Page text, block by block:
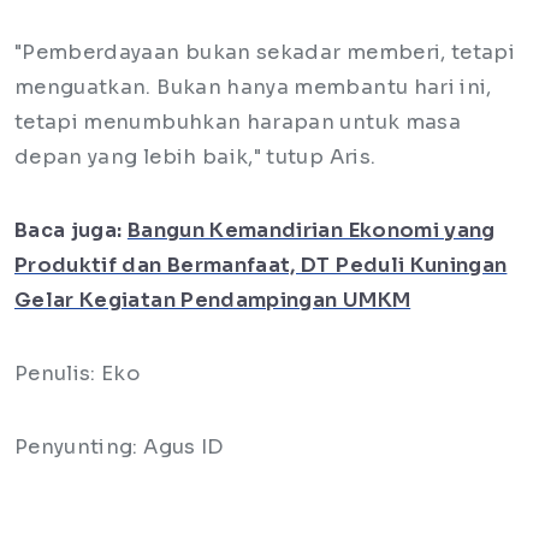
"Pemberdayaan bukan sekadar memberi, tetapi
menguatkan. Bukan hanya membantu hari ini,
tetapi menumbuhkan harapan untuk masa
depan yang lebih baik," tutup Aris.
Baca juga: Bangun Kemandirian Ekonomi yang
Produktif dan Bermanfaat, DT Peduli Kuningan
Gelar Kegiatan Pendampingan UMKM
Penulis: Eko
Penyunting: Agus ID